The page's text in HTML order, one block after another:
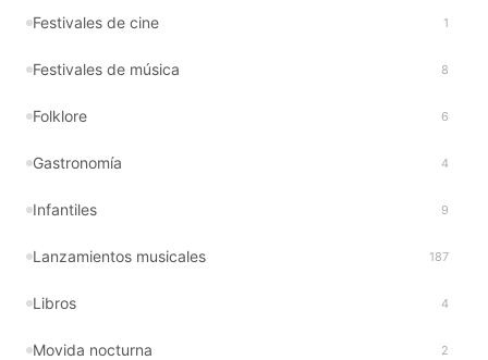
Festivales de cine 1
Festivales de música 8
Folklore 6
Gastronomía 4
Infantiles 9
Lanzamientos musicales 187
Libros 4
Movida nocturna 2